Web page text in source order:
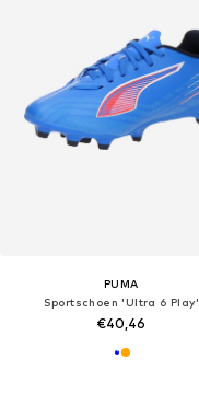
PUMA
Sportschoen 'Ultra 6 Play'
€40,46